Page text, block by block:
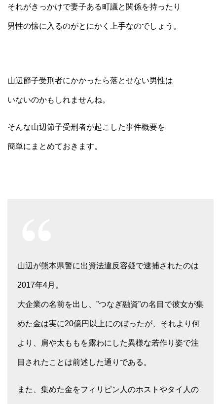
それがきっかけで妻子ある町議と関係を持ったり
男性の懐に入るのがとにかく上手なのでしょう。
山辺節子受刑者にかかったら落とせない男性は
いないのかもしれませんね。
そんな山辺節子受刑者が起こした事件概要を
簡単にまとめておきます。
山辺が熊本県警に出資法違反容疑で逮捕されたのは
2017年4月。
大企業の名前を出し、”つなぎ融資”の名目で彼女が集
めた金は実に20億円以上にのぼったが、それより何
より、肩や太ももを露わにした異様な若作り姿で注
目されたことは前述した通りである。
また、集めた金をフィリピン人のホストやタイ人の